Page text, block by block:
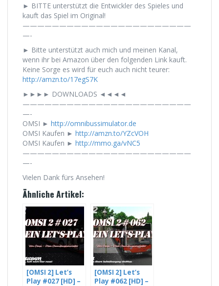
► BITTE unterstützt die Entwickler des Spieles und
kauft das Spiel im Original!
———————————————————————
—-
► Bitte unterstützt auch mich und meinen Kanal,
wenn ihr bei Amazon über den folgenden Link kauft.
Keine Sorge es wird für euch auch nicht teurer:
http://amzn.to/17egS7K
►►►► DOWNLOADS ◄◄◄◄
———————————————————————
—-
OMSI ► http://omnibussimulator.de
OMSI Kaufen ► http://amzn.to/YZcVOH
OMSI Kaufen ► http://mmo.ga/vNC5
———————————————————————
—-
Vielen Dank fürs Ansehen!
Ähnliche Artikel:
[OMSI 2] Let’s
Play #027 [HD] –
[OMSI 2] Let’s
Play #062 [HD] –